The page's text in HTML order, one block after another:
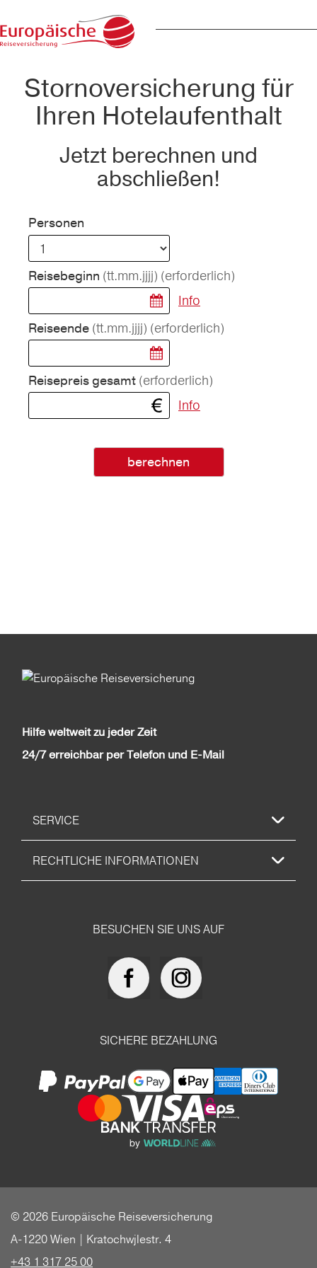
Stornoversicherung für
Ihren Hotelaufenthalt
Jetzt berechnen und
abschließen!
Personen
Reisebeginn (tt.mm.jjjj) (erforderlich)
Info
Reiseende (tt.mm.jjjj) (erforderlich)
Reisepreis gesamt (erforderlich)
Info
berechnen
Hilfe weltweit zu jeder Zeit
24/7 erreichbar per Telefon und E-Mail
SERVICE
RECHTLICHE INFORMATIONEN
BESUCHEN SIE UNS AUF
SICHERE BEZAHLUNG
© 2026 Europäische Reiseversicherung
A-1220 Wien | Kratochwjlestr. 4
+43 1 317 25 00